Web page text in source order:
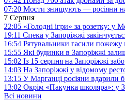
07:20 Мости знищують — росіяни
7 Серпня
22:05 «Голодні ігри» за розетку: у
19:11 Спека у Запоріжжі
16:54 Рятувальники гасили пожежу
15:55 Які будинки в Запоріжжі
15:02 Із 15 серпня на Запоріжжі
14:03 На Запоріжжі у відомому
13:15 У Марганці росіяни вдарили
13:02 Окрім «Пакунка школяра»: у
Всі новини